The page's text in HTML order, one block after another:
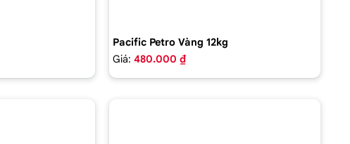
Pacific Petro Vàng 12kg
Giá: 480.000 ₫